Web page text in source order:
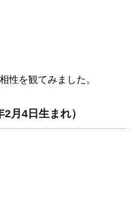
性を観てみました。
月4日生まれ）